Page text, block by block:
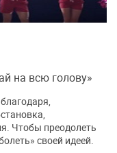
на всю голову»
Чтобы преодолеть
своей идеей.